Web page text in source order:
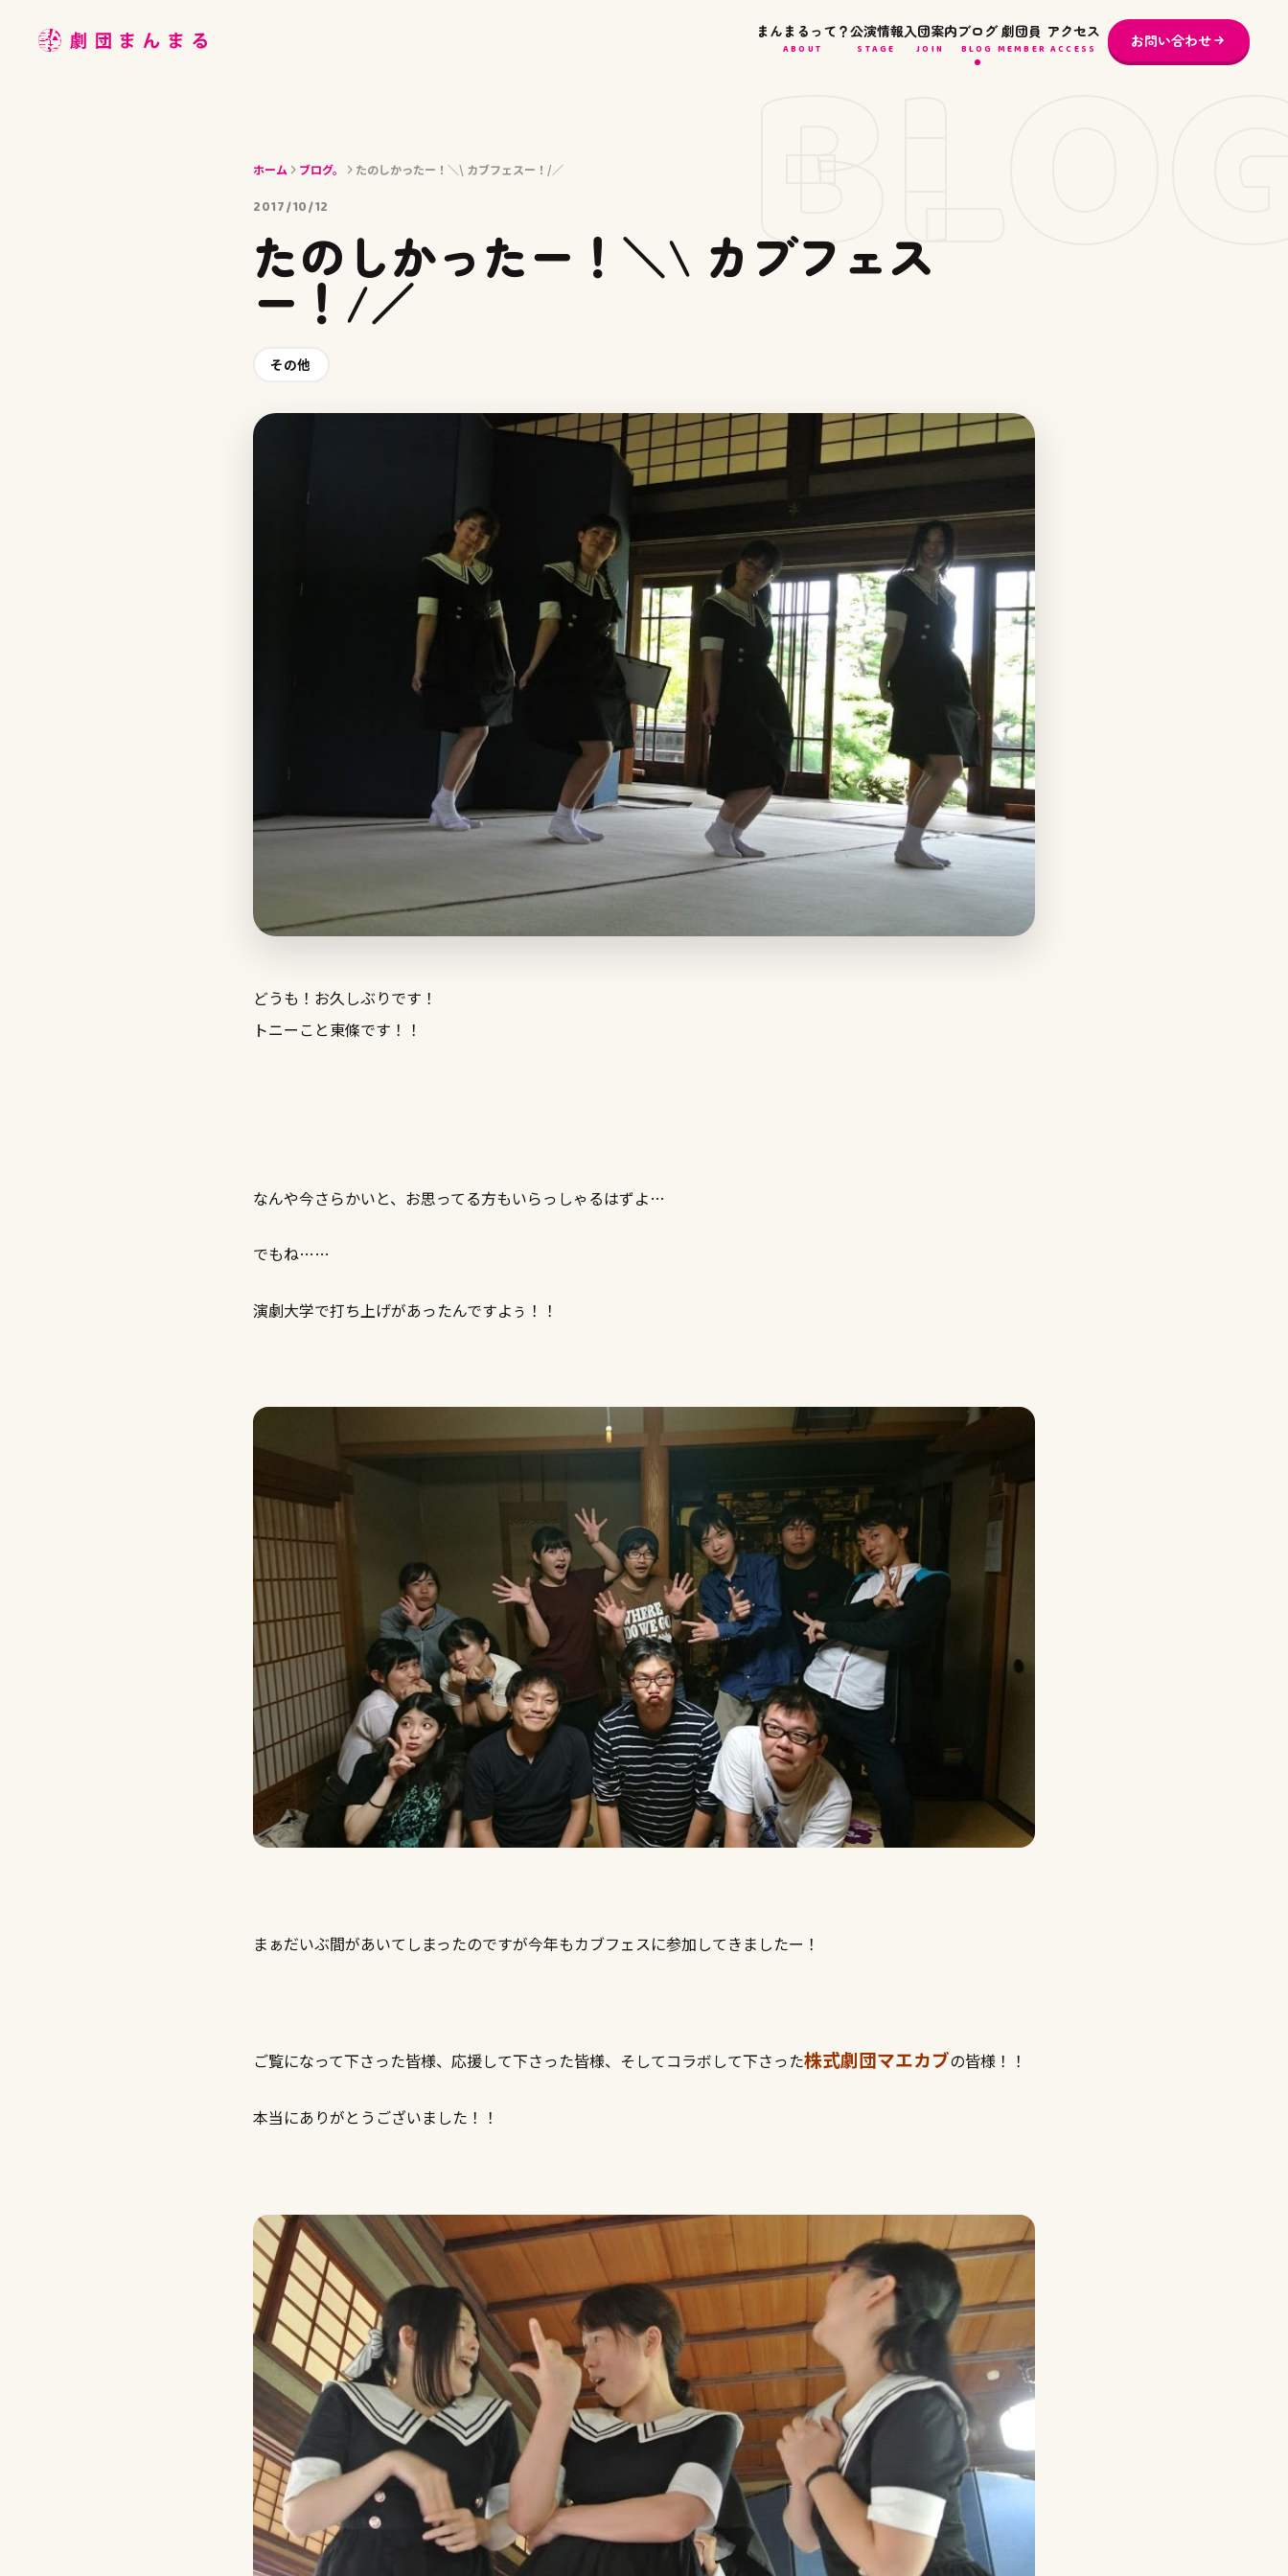
まんまるって？
ABOUT
公演情報
STAGE
入団案内
JOIN
ブログ
BLOG
劇団員
MEMBER
アクセス
ACCESS お問い合わせ
ABOUT
ホーム ブログ。 たのしかったー！＼\ カブフェスー！/／
2017/10/12
たのしかったー！＼\ カブフェス
ー！/／
その他
どうも！お久しぶりです！
トニーこと東條です！！
なんや今さらかいと、お思ってる方もいらっしゃるはずよ…
でもね……
演劇大学で打ち上げがあったんですよぅ！！
まぁだいぶ間があいてしまったのですが今年もカブフェスに参加してきましたー！
ご覧になって下さった皆様、応援して下さった皆様、そしてコラボして下さった株式劇団マエカブの皆様！！
本当にありがとうございました！！